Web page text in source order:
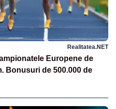
Realitatea.NET
Europene de
Bonusuri de 500.000 de